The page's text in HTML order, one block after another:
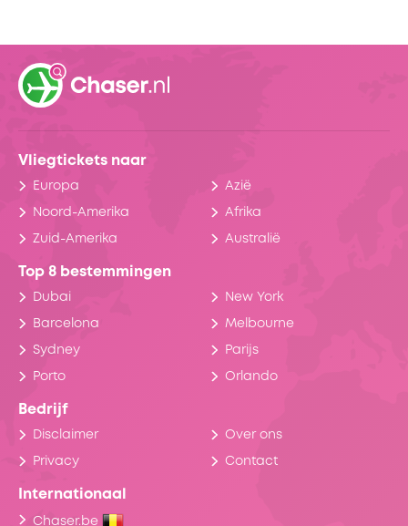
Vliegtickets naar
Europa
Noord-Amerika
Zuid-Amerika
Azië
Afrika
Australië
Top 8 bestemmingen
Dubai
Barcelona
Sydney
Porto
New York
Melbourne
Parijs
Orlando
Bedrijf
Disclaimer
Privacy
Over ons
Contact
Internationaal
Chaser.be